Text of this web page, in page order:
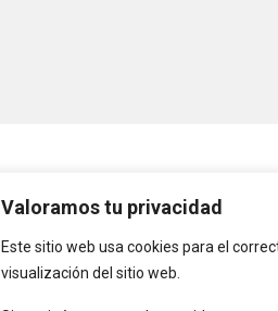
Valoramos tu privacidad
Este sitio web usa cookies para el
visualización del sitio web.
PLATAFORMAS
Intranet